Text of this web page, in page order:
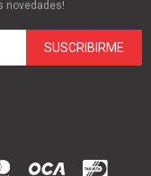
novedades!
SUSCRIBIRME